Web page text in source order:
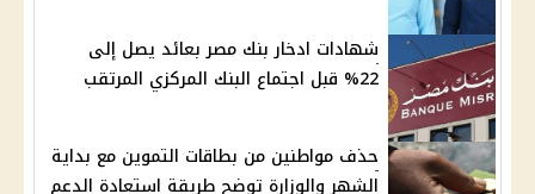
شهادات ادخار بنك مصر بعائد يصل إلى
22% قبل اجتماع البنك المركزي المرتقب
حذف مواطنين من بطاقات التموين مع بداية
الشهر والوزارة توضح طريقة استعادة الدعم